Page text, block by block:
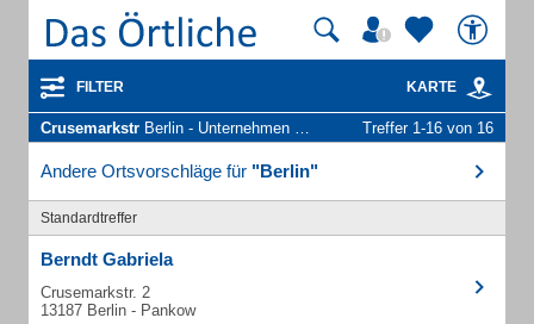
FILTER KARTE
Crusemarkstr Berlin - Unternehmen und Personen Treffer 1-16 von 16
Andere Ortsvorschläge für "Berlin"
Standardtreffer
Berndt Gabriela
Crusemarkstr. 2
13187 Berlin - Pankow